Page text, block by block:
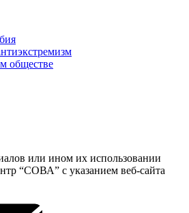
обществе
или ином их использовании
“СОВА” с указанием веб-сайта